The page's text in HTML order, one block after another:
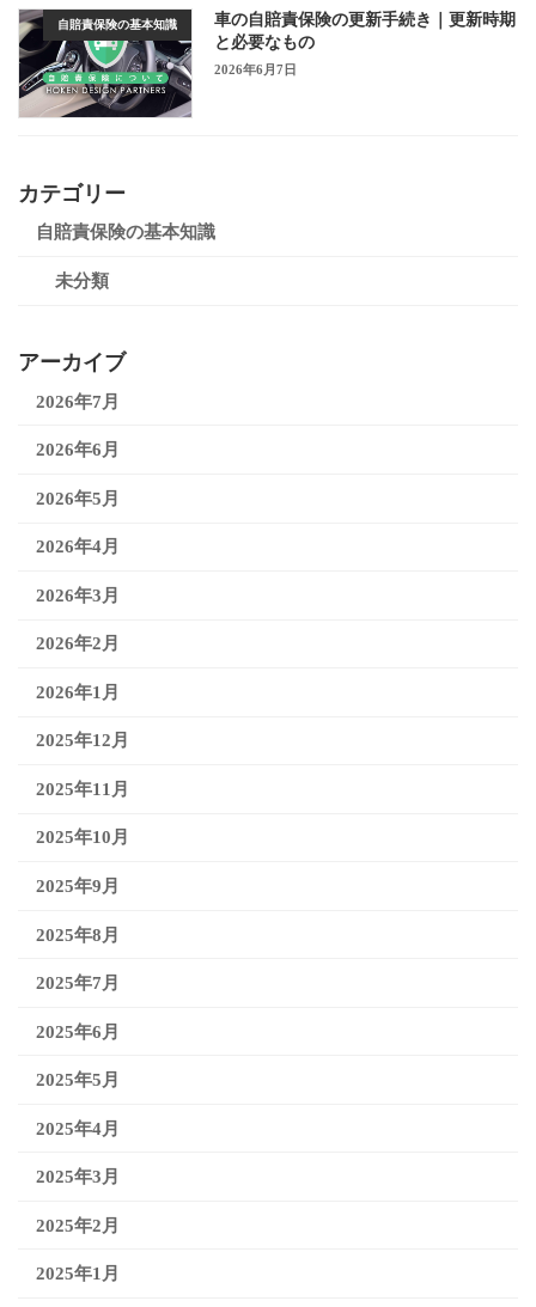
自賠責保険の基本知識
車の自賠責保険の更新手続き｜更新時期
と必要なもの
2026年6月7日
カテゴリー
自賠責保険の基本知識
未分類
アーカイブ
2026年7月
2026年6月
2026年5月
2026年4月
2026年3月
2026年2月
2026年1月
2025年12月
2025年11月
2025年10月
2025年9月
2025年8月
2025年7月
2025年6月
2025年5月
2025年4月
2025年3月
2025年2月
2025年1月